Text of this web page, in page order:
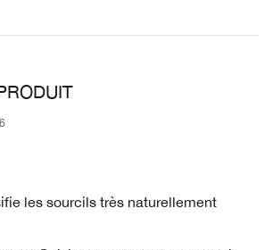
les sourcils très naturellement